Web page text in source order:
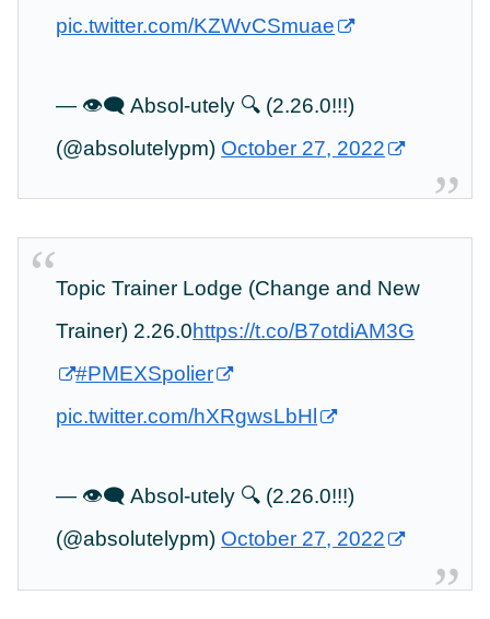
pic.twitter.com/KZWvCSmuae
— 👁️‍🗨️ Absol-utely 🔍 (2.26.0!!!)
(@absolutelypm) October 27, 2022
Topic Trainer Lodge (Change and New
Trainer) 2.26.0https://t.co/B7otdiAM3G
#PMEXSpolier
pic.twitter.com/hXRgwsLbHl
— 👁️‍🗨️ Absol-utely 🔍 (2.26.0!!!)
(@absolutelypm) October 27, 2022